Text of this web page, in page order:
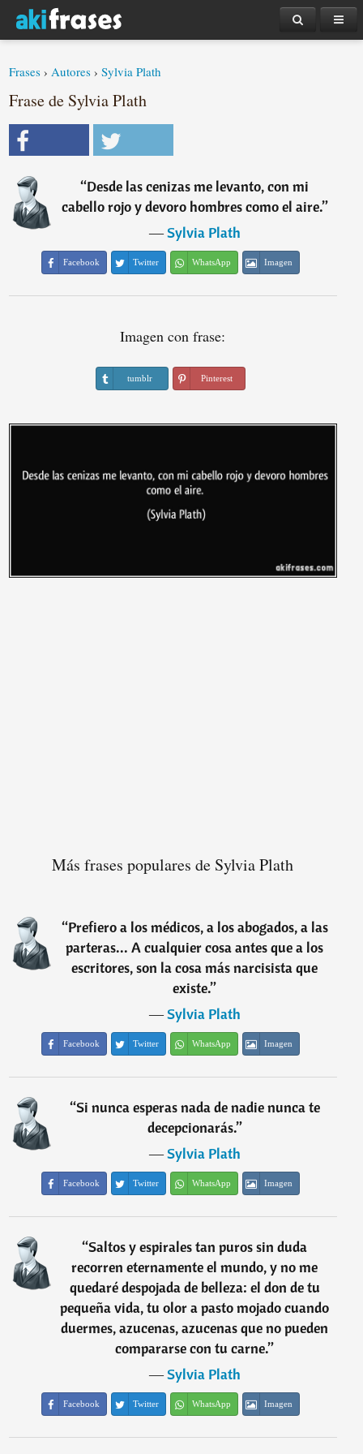
Frases ›Autores ›Sylvia Plath
Frase de Sylvia Plath
“Desde las cenizas me levanto, con mi
cabello rojo y devoro hombres como el aire.”
―Sylvia Plath
Facebook Twitter WhatsApp Imagen
Imagen con frase:
tumblr Pinterest
Más frases populares de Sylvia Plath
“Prefiero a los médicos, a los abogados, a las
parteras... A cualquier cosa antes que a los
escritores, son la cosa más narcisista que
existe.”
―Sylvia Plath
Facebook Twitter WhatsApp Imagen
“Si nunca esperas nada de nadie nunca te
decepcionarás.”
―Sylvia Plath
Facebook Twitter WhatsApp Imagen
“Saltos y espirales tan puros sin duda
recorren eternamente el mundo, y no me
quedaré despojada de belleza: el don de tu
pequeña vida, tu olor a pasto mojado cuando
duermes, azucenas, azucenas que no pueden
compararse con tu carne.”
―Sylvia Plath
Facebook Twitter WhatsApp Imagen